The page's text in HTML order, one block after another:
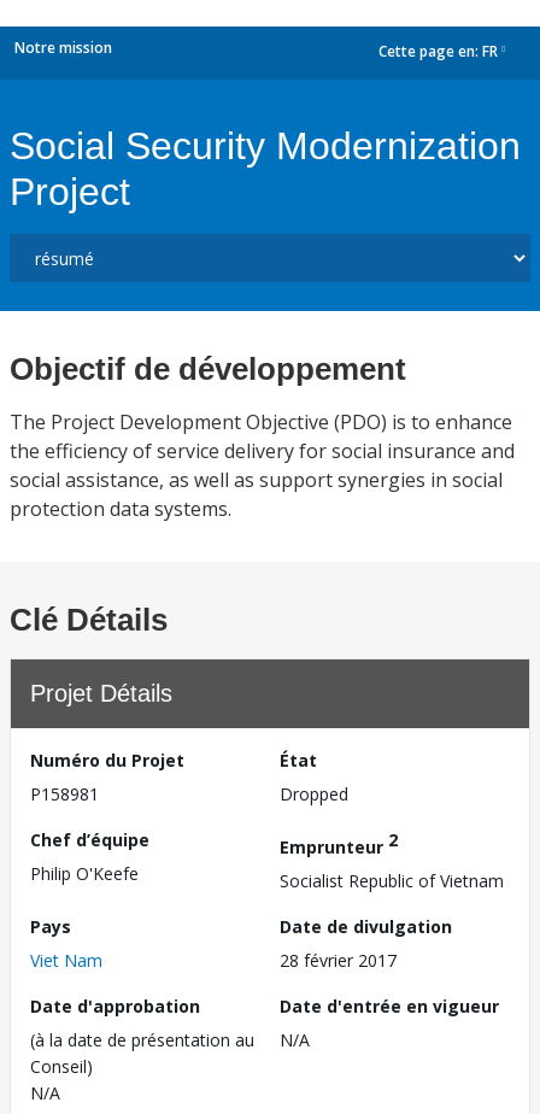
Notre mission Cette page en: FR
Social Security Modernization
Project
Objectif de développement
The Project Development Objective (PDO) is to enhance
the efficiency of service delivery for social insurance and
social assistance, as well as support synergies in social
protection data systems.
Clé Détails
Projet Détails
Numéro du Projet
P158981
État
Dropped
Chef d’équipe
Philip O'Keefe
Emprunteur 2
Socialist Republic of Vietnam
Pays
Viet Nam
Date de divulgation
28 février 2017
Date d'approbation
(à la date de présentation au
Conseil)
N/A
Date d'entrée en vigueur
N/A